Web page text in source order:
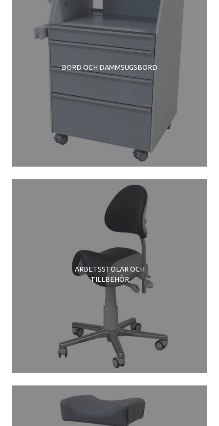
BORD OCH DAMMSUGSBORD
ARBETSSTOLAR OCH
TILLBEHÖR